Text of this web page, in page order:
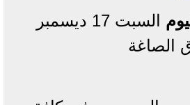
السبت 17 ديسمبر